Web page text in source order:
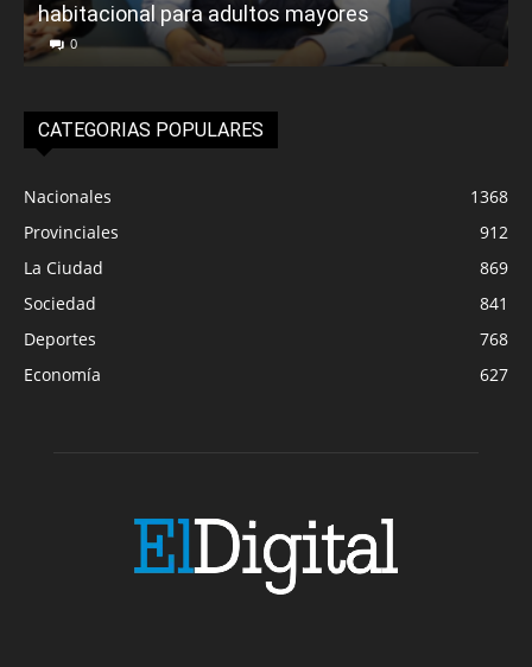
habitacional para adultos mayores
0
CATEGORIAS POPULARES
Nacionales
1368
Provinciales
912
La Ciudad
869
Sociedad
841
Deportes
768
Economía
627